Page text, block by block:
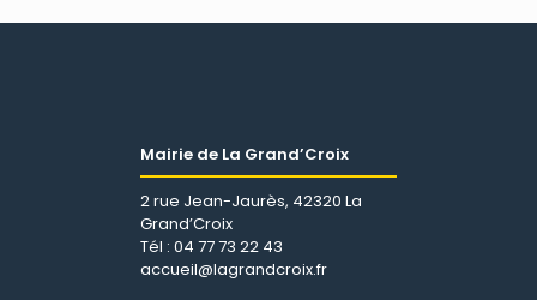
Mairie de La Grand’Croix
2 rue Jean-Jaurès, 42320 La
Grand’Croix
Tél : 04 77 73 22 43
accueil@lagrandcroix.fr